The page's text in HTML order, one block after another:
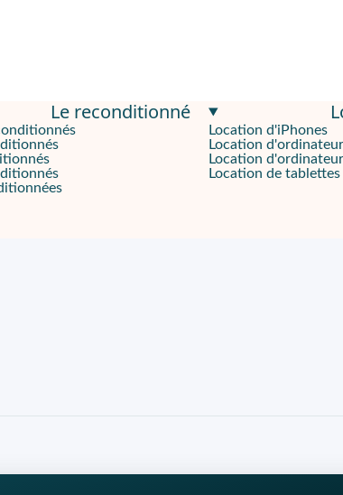
gère efficacement plusieurs tâches
l'utilisation. Et grâce à la
Le reconditionné
Location d'iPhones
Location
Location
Location de